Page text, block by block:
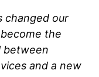
changed our
the
between
and a new